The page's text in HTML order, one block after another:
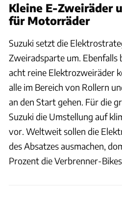
Kleine E-Zweiräder
für Motorräder
Suzuki setzt die
Zweiradsparte um. Ebenfalls
acht reine Elektrozweiräder
alle im Bereich von Rollern
an den Start gehen. Für die
Suzuki die Umstellung auf
vor. Weltweit sollen die
des Absatzes ausmachen,
Prozent die Verbrenner-